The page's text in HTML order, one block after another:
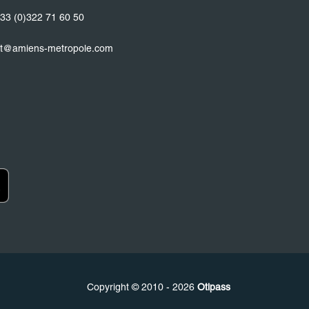
(0)322 71 60 50
metropole.com
Copyright © 2010 - 2026 Otipass